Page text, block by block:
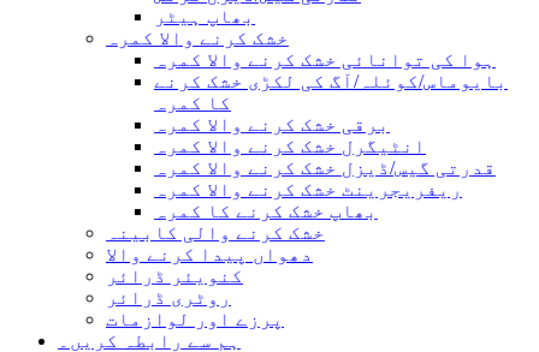
بھاپ ہیٹر
خشک کرنے والا کمرہ
ہوا کی توانائی خشک کرنے والا کمرہ
بایوماس/کوئلہ/آگ کی لکڑی خشک کرنے
کا کمرہ
برقی خشک کرنے والا کمرہ
انٹیگرل خشک کرنے والا کمرہ
قدرتی گیس/ڈیزل خشک کرنے والا کمرہ
ریفریجرینٹ خشک کرنے والا کمرہ
بھاپ خشک کرنے کا کمرہ
خشک کرنے والی کابینہ
دھواں پیدا کرنے والا
کنویئر ڈرائر
روٹری ڈرائر
پرزے اور لوازمات
ہم سے رابطہ کریں۔